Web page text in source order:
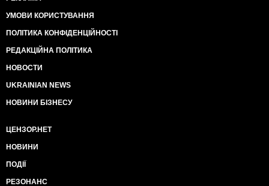
УМОВИ КОРИСТУВАННЯ
ПОЛІТИКА КОНФІДЕНЦІЙНОСТІ
РЕДАКЦІЙНА ПОЛІТИКА
НОВОСТИ
UKRAINIAN NEWS
НОВИНИ БІЗНЕСУ
ЦЕНЗОР.НЕТ
НОВИНИ
ПОДІЇ
РЕЗОНАНС